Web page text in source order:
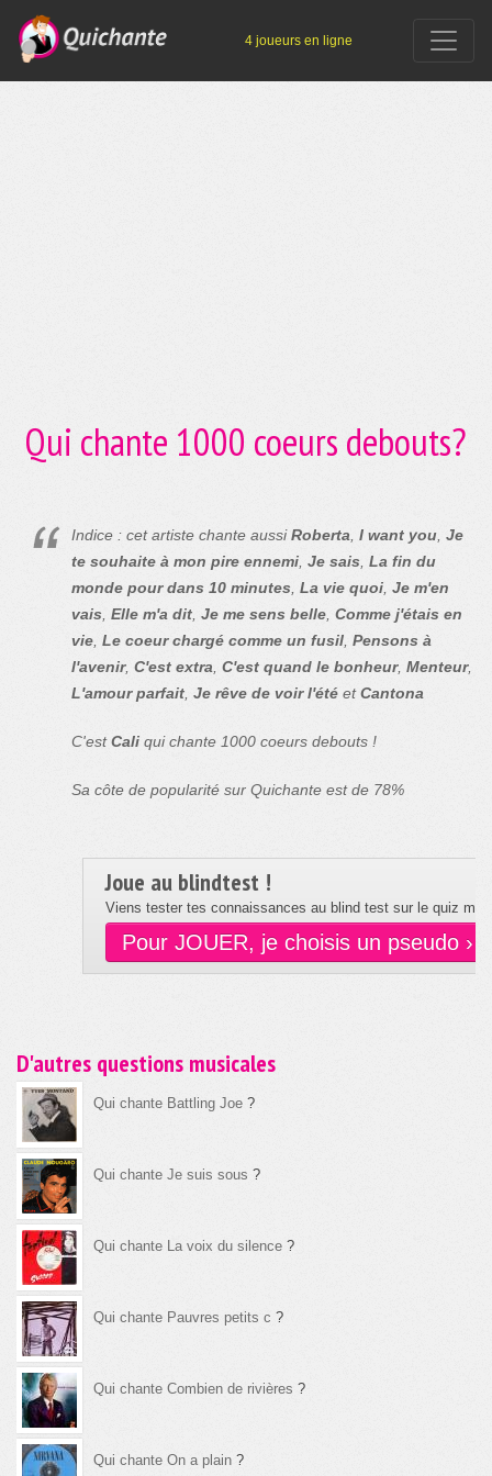
4 joueurs en ligne
Qui chante 1000 coeurs debouts?
Indice : cet artiste chante aussiRoberta I want you Je
te souhaite à mon pire ennemi Je sais La fin du
monde pour dans 10 minutes La vie quoi Je m'en
vais Elle m'a dit Je me sens belle Comme j'étais en
vie Le coeur chargé comme un fusil Pensons à
l'avenir, C'est extra C'est quand le bonheur, Menteur,
L'amour parfait Je rêve de voir l'été etCantona
C'estCali qui chante 1000 coeurs debouts !
Sa côte de popularité sur Quichante est de 78%
Joue au blindtest !
Viens tester tes connaissances au blind test sur le quiz
Pour JOUER, je choisis un pseudo ›
D'autres questions musicales
Qui chante Battling Joe ?
Qui chante Je suis sous ?
Qui chante La voix du silence ?
Qui chante Pauvres petits c ?
Qui chante Combien de rivières ?
Qui chante On a plain ?